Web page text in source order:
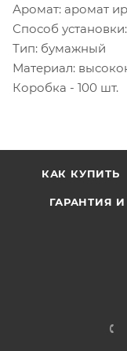
Аромат: аромат
Способ
Тип: бумажный
Материал:
Коробка - 100 шт.
КАК КУПИТЬ
ГАРАНТИЯ